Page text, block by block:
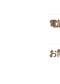
電
お